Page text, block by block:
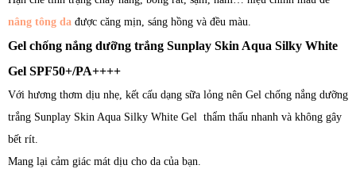
nâng tông da được căng mịn, sáng hồng và đều màu.
Gel chống nắng dưỡng trắng Sunplay Skin Aqua Silky White
Gel SPF50+/PA++++
Với hương thơm dịu nhẹ, kết cấu dạng sữa lỏng nên Gel chống nắng dưỡng
trắng Sunplay Skin Aqua Silky White Gel thẩm thấu nhanh và không gây
bết rít.
Mang lại cảm giác mát dịu cho da của bạn.